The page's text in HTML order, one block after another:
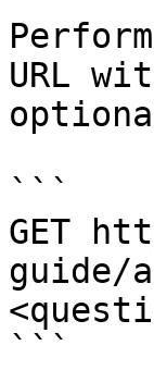
URL
```
GET
guide/
```